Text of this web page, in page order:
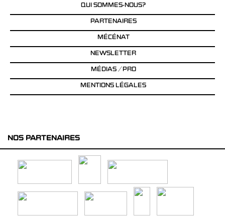
QUI SOMMES-NOUS?
PARTENAIRES
MÉCÉNAT
NEWSLETTER
MÉDIAS / PRO
MENTIONS LÉGALES
NOS PARTENAIRES